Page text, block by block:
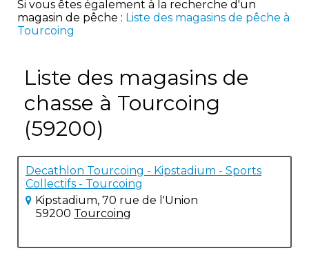
Si vous êtes également à la recherche d'un
magasin de pêche : Liste des magasins de pêche à
Tourcoing
Liste des magasins de
chasse à Tourcoing
(59200)
Decathlon Tourcoing - Kipstadium - Sports
Collectifs - Tourcoing
Kipstadium, 70 rue de l'Union
59200 Tourcoing